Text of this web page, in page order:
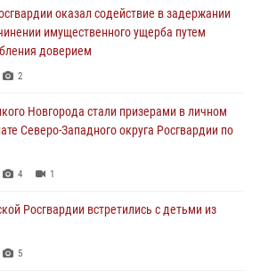
оказал содействие в задержании
имущественного ущерба путем
доверием
2
Новгорода стали призерами в личном
Северо-Западного округа Росгвардии по
4 1
Росгвардии встретились с детьми из
5